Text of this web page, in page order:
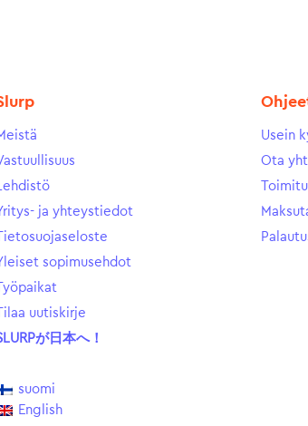
Lehdistö
ja yhteystiedot
sopimusehdot
uutiskirje
が日本へ！
suomi
English
Usein
Ota